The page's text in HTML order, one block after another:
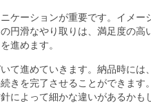
ケーションが重要です。イメ
円滑なやり取りは、満足度の
進めます。
て進めていきます。納品時には
きを完了させることができま
よって細かな違いがあるかも